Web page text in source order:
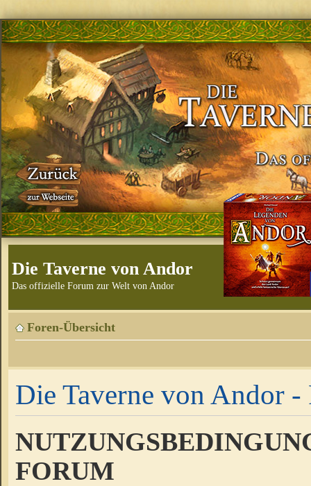
Die Taverne von Andor
Das offizielle Forum zur Welt von Andor
Foren-Übersicht
Die Taverne von Andor -
FORUM